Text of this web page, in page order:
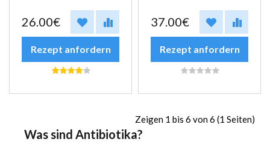
26.00€
Rezept anfordern
37.00€
Rezept anfordern
Zeigen 1 bis 6 von 6 (1 Seiten)
Was sind Antibiotika?